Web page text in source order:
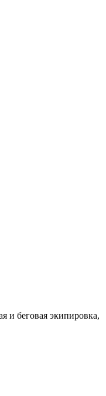
и беговая экипировка,